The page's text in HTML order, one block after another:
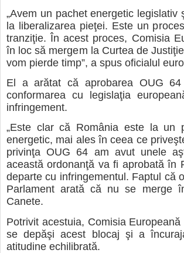
„Avem un pachet energetic
la liberalizarea pieţei. Este un
tranziţie. În acest proces, Comisia
în loc să mergem la Curtea de
vom pierde timp”, a spus oficialul
El a arătat că aprobarea OUG
conformarea cu legislaţia
infringement.
„Este clar că România este la un
energetic, mai ales în ceea ce
privinţa OUG 64 am avut unele
această ordonanţă va fi aprobată în
departe cu infringementul. Faptul că
Parlament arată că nu se merge
Canete.
Potrivit acestuia, Comisia
se depăşi acest blocaj şi a
atitudine echilibrată.